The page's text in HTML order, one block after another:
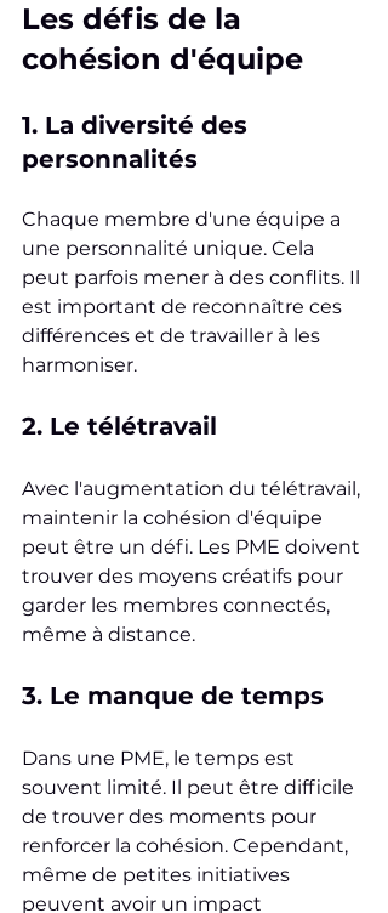
Les défis de la
cohésion d'équipe
1. La diversité des
personnalités
Chaque membre d'une équipe a
une personnalité unique. Cela
peut parfois mener à des conflits. Il
est important de reconnaître ces
différences et de travailler à les
harmoniser.
2. Le télétravail
Avec l'augmentation du télétravail,
maintenir la cohésion d'équipe
peut être un défi. Les PME doivent
trouver des moyens créatifs pour
garder les membres connectés,
même à distance.
3. Le manque de temps
Dans une PME, le temps est
souvent limité. Il peut être difficile
de trouver des moments pour
renforcer la cohésion. Cependant,
même de petites initiatives
peuvent avoir un impact